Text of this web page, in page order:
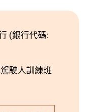
(銀行代碼:
駛人訓練班